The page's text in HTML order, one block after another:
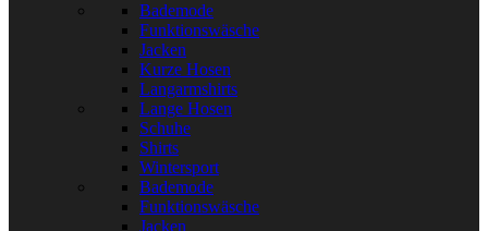
Bademode
Funktionswäsche
Jacken
Kurze Hosen
Langarmshirts
Lange Hosen
Schuhe
Shirts
Wintersport
Bademode
Funktionswäsche
Jacken